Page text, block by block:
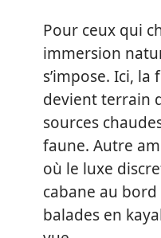
Pour ceux qui
immersion
s’impose. Ici,
devient terrain
sources
faune. Autre
où le luxe
cabane au bord
balades en